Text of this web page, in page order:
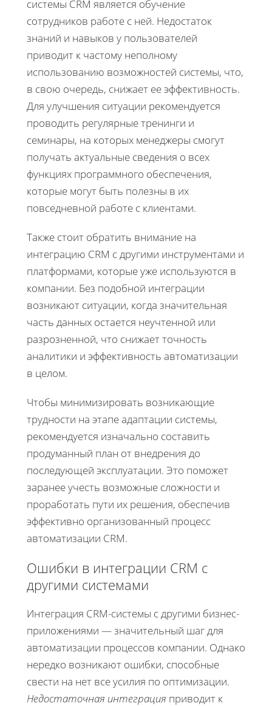
системы CRM является обучение
сотрудников работе с ней. Недостаток
знаний и навыков у пользователей
приводит к частому неполному
использованию возможностей системы, что,
в свою очередь, снижает ее эффективность.
Для улучшения ситуации рекомендуется
проводить регулярные тренинги и
семинары, на которых менеджеры смогут
получать актуальные сведения о всех
функциях программного обеспечения,
которые могут быть полезны в их
повседневной работе с клиентами.
Также стоит обратить внимание на
интеграцию CRM с другими инструментами и
платформами, которые уже используются в
компании. Без подобной интеграции
возникают ситуации, когда значительная
часть данных остается неучтенной или
разрозненной, что снижает точность
аналитики и эффективность автоматизации
в целом.
Чтобы минимизировать возникающие
трудности на этапе адаптации системы,
рекомендуется изначально составить
продуманный план от внедрения до
последующей эксплуатации. Это поможет
заранее учесть возможные сложности и
проработать пути их решения, обеспечив
эффективно организованный процесс
автоматизации CRM.
Ошибки в интеграции CRM с
другими системами
Интеграция CRM-системы с другими бизнес-
приложениями — значительный шаг для
автоматизации процессов компании. Однако
нередко возникают ошибки, способные
свести на нет все усилия по оптимизации.
Недостаточная интеграция приводит к